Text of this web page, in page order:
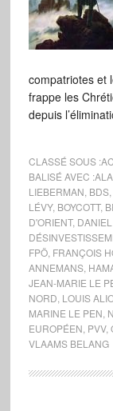
compatriotes et
frappe les
depuis
CLASSÉ SOUS :
BALISÉ AVEC :
LIEBERMAN BDS,
LÉVY, BOYCOTT,
D'ORIENT,
FPÖ, FRANÇOIS
ANNEMANS,
JEAN-MARIE LE
NORD LOUIS
MARINE LE PEN
EUROPÉEN PVV,
VLAAMS BELANG